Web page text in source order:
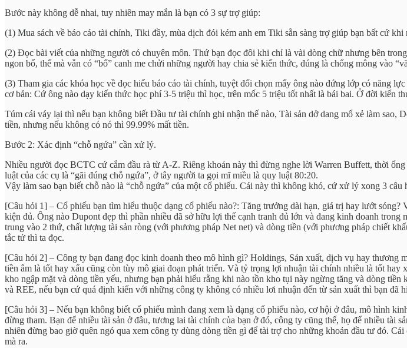
Bước này không dễ nhai, tuy nhiên may mắn là bạn có 3 sự trợ giúp:
(1) Mua sách về báo cáo tài chính, Tiki đầy, mùa dịch đói kém anh em Tiki sẵn sàng trợ giúp bạn bất cứ
(2) Đọc bài viết của những người có chuyên môn. Thứ bạn đọc đôi khi chỉ là vài dòng chữ nhưng bên
ngon bổ, thế mà vẫn có “bố” canh me chửi những người hay chia sẻ kiến thức, đúng là chổng mông vào
(3) Tham gia các khóa học về đọc hiểu báo cáo tài chính, tuyệt đối chọn mấy ông nào đứng lớp có năng
cơ bản: Cứ ông nào dạy kiến thức học phí 3-5 triệu thì học, trên mốc 5 triệu tốt nhất là bái bai. Ở đời kiến
Túm cái váy lại thì nếu bạn không biết Đầu tư tài chính ghi nhận thế nào, Tài sản dở dang mổ xẻ làm
tiền, nhưng nếu không có nó thì 99.99% mất tiền.
Bước 2: Xác định “chỗ ngứa” cần xử lý.
Nhiều người đọc BCTC cứ cắm đầu rà từ A-Z. Riêng khoản này thì đừng nghe lời Warren Buffett, thời
luật của các cụ là “gãi đúng chỗ ngứa”, ở tây người ta gọi mĩ miều là quy luật 80:20.
Vậy làm sao bạn biết chỗ nào là “chỗ ngứa” của một cổ phiếu. Cái này thì không khó, cứ xử lý xong 3 câu
[Câu hỏi 1] – Cổ phiếu bạn tìm hiểu thuộc dạng cổ phiếu nào?: Tăng trưởng dài hạn, giá trị hay lướt
kiện đủ. Ông nào Dupont đẹp thì phần nhiều đã sở hữu lợi thế cạnh tranh đủ lớn và đang kinh doanh
trung vào 2 thứ, chất lượng tài sản ròng (với phương pháp Net net) và dòng tiền (với phương pháp chiết
tắc tử thì ta đọc.
[Câu hỏi 2] – Công ty bạn đang đọc kinh doanh theo mô hình gì? Holdings, Sản xuất, dịch vụ hay
tiền âm là tốt hay xấu cũng còn tùy mô giai đoạn phát triển. Và tỷ trọng lợi nhuận tài chính nhiều là tốt
kho ngập mặt và dòng tiền yếu, nhưng bạn phải hiểu rằng khi nào tồn kho tụi này ngừng tăng và dòng
và REE, nếu bạn cứ quá định kiến với những công ty không có nhiều lơi nhuận đến từ sản xuất thì bạn đã
[Câu hỏi 3] – Nếu bạn không biết cổ phiếu mình đang xem là dạng cổ phiếu nào, cơ hội ở đâu, mô hình
đừng tham. Bạn để nhiều tài sản ở đâu, tương lai tài chính của bạn ở đó, công ty cũng thế, họ để nhiều
nhiên đừng bao giờ quên ngó qua xem công ty dùng dòng tiền gì để tài trợ cho những khoản đầu tư đó.
mà ra.